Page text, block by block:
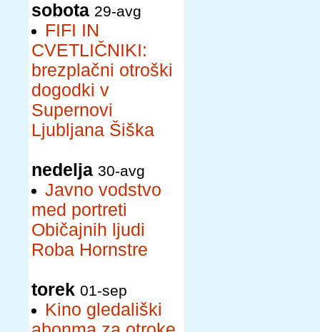
sobota 29-avg
FIFI IN
CVETLIČNIKI:
brezplačni otroški
dogodki v
Supernovi
Ljubljana Šiška
nedelja 30-avg
Javno vodstvo
med portreti
Običajnih ljudi
Roba Hornstre
torek 01-sep
Kino gledališki